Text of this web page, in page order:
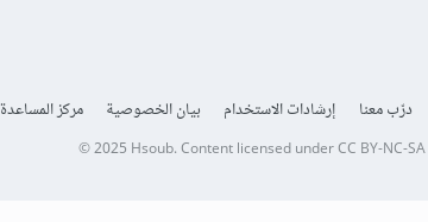
درّب معنا إرشادات الاستخدام بيان الخصوصية مركز المساعدة
© 2025 Hsoub.Content licensed underCC BY-NC-